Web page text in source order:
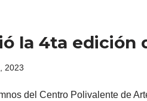
la 4ta edición
2023
del Centro Polivalente de